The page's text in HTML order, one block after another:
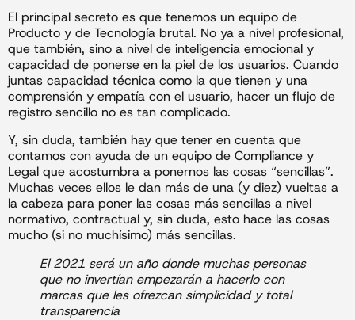
El principal secreto es que tenemos un equipo de
Producto y de Tecnología brutal. No ya a nivel profesional,
que también, sino a nivel de inteligencia emocional y
capacidad de ponerse en la piel de los usuarios. Cuando
juntas capacidad técnica como la que tienen y una
comprensión y empatía con el usuario, hacer un flujo de
registro sencillo no es tan complicado.
Y, sin duda, también hay que tener en cuenta que
contamos con ayuda de un equipo de Compliance y
Legal que acostumbra a ponernos las cosas “sencillas”.
Muchas veces ellos le dan más de una (y diez) vueltas a
la cabeza para poner las cosas más sencillas a nivel
normativo, contractual y, sin duda, esto hace las cosas
mucho (si no muchísimo) más sencillas.
El 2021 será un año donde muchas personas
que no invertían empezarán a hacerlo con
marcas que les ofrezcan simplicidad y total
transparencia